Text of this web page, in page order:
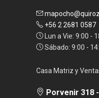
+56 2 2681 0587
Lun a Vie: 9:00 -
Sábado: 9:00 -
Casa Matriz y
Porvenir 318